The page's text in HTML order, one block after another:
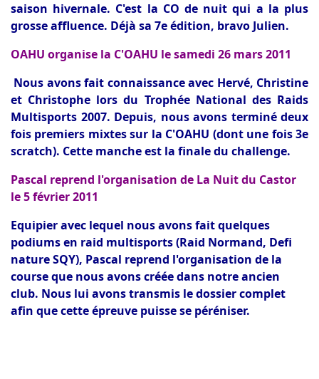
saison hivernale. C'est la CO de nuit qui a la plus
grosse affluence. Déjà sa 7e édition, bravo Julien.
OAHU organise la C'OAHU le samedi 26 mars 2011
Nous avons fait connaissance avec Hervé, Christine
et Christophe lors du Trophée National des Raids
Multisports 2007. Depuis, nous avons terminé deux
fois premiers mixtes sur la C'OAHU (dont une fois 3e
scratch). Cette manche est la finale du challenge.
Pascal reprend l'organisation de La Nuit du Castor
le 5 février 2011
Equipier avec lequel nous avons fait quelques
podiums en raid multisports (Raid Normand, Defi
nature SQY), Pascal reprend l'organisation de la
course que nous avons créée dans notre ancien
club. Nous lui avons transmis le dossier complet
afin que cette épreuve puisse se péréniser.